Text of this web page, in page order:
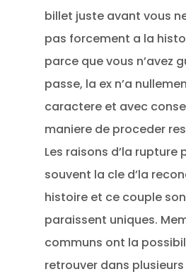
billet juste avant vous
pas forcement a la
parce que vous n’avez
passe, la ex n’a
caractere et avec
maniere de proceder
Les raisons d’la rupture
souvent la cle d’la
histoire et ce couple
paraissent uniques.
communs ont la
retrouver dans